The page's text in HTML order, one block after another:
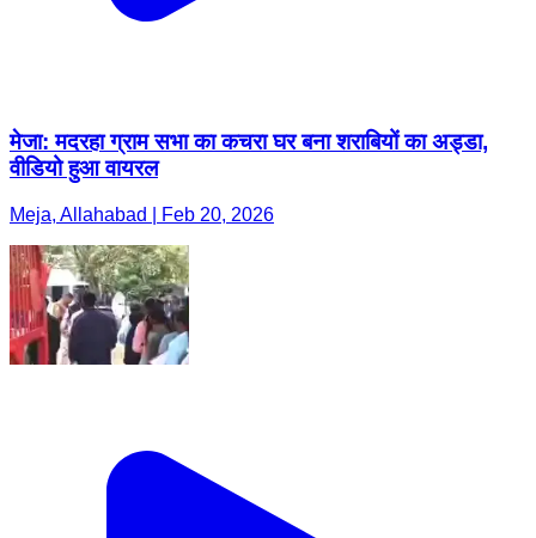
मेजा: मदरहा ग्राम सभा का कचरा घर बना शराबियों का अड्डा,
वीडियो हुआ वायरल
Meja, Allahabad | Feb 20, 2026